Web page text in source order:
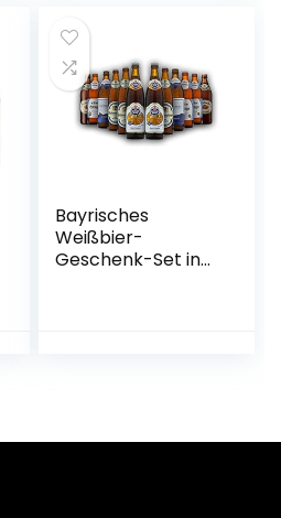
Bayrisches
Weißbier-
Geschenk-Set in